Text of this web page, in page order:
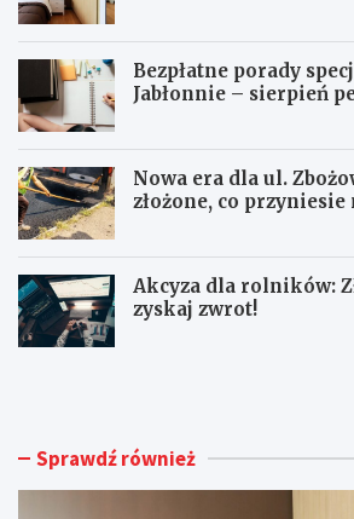
Bezpłatne porady
Jabłonnie – sierpień
Nowa era dla ul.
złożone, co
Akcyza dla rolników:
zyskaj zwrot!
K
y
B
a Sprawdź również